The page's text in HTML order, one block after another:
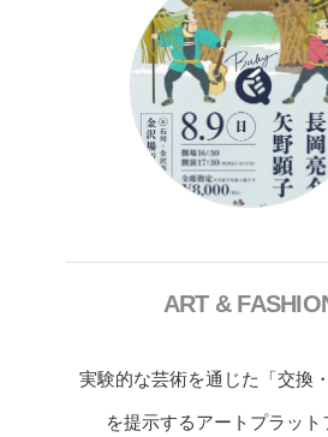
ART &
実験的な芸術を通じた「交換
を提示するアートプラット